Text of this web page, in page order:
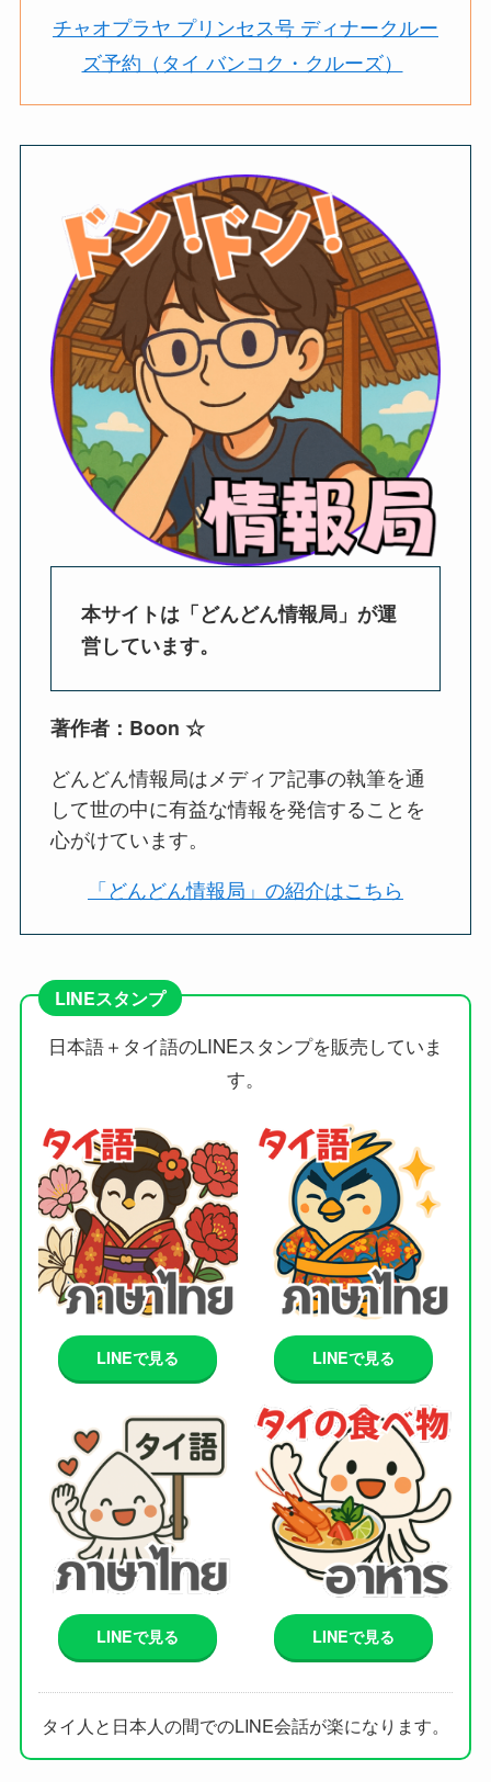
チャオプラヤ プリンセス号 ディナークルー
ズ予約（タイ バンコク・クルーズ）
本サイトは「どんどん情報局」が運
営しています。
著作者：Boon ☆
どんどん情報局はメディア記事の執筆を通
して世の中に有益な情報を発信することを
心がけています。
「どんどん情報局」の紹介はこちら
LINEスタンプ
日本語＋タイ語のLINEスタンプを販売していま
す。
LINEで見る LINEで見る
LINEで見る LINEで見る
タイ人と日本人の間でのLINE会話が楽になります。